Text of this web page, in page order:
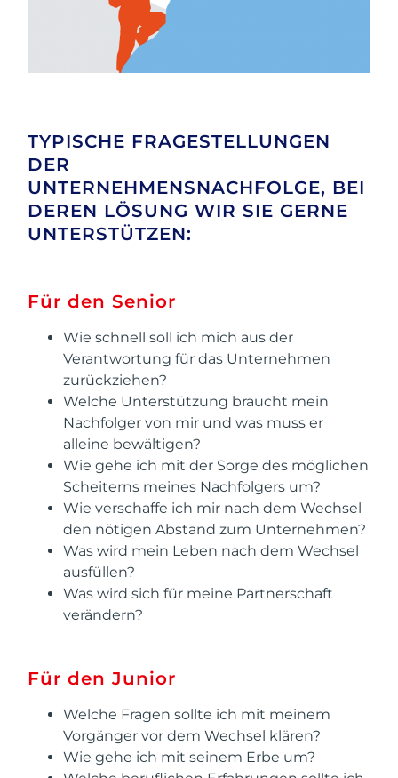
TYPISCHE FRAGESTELLUNGEN
DER
UNTERNEHMENSNACHFOLGE, BEI
DEREN LÖSUNG WIR SIE GERNE
UNTERSTÜTZEN:
Für den Senior
Wie schnell soll ich mich aus der
Verantwortung für das Unternehmen
zurückziehen?
Welche Unterstützung braucht mein
Nachfolger von mir und was muss er
alleine bewältigen?
Wie gehe ich mit der Sorge des möglichen
Scheiterns meines Nachfolgers um?
Wie verschaffe ich mir nach dem Wechsel
den nötigen Abstand zum Unternehmen?
Was wird mein Leben nach dem Wechsel
ausfüllen?
Was wird sich für meine Partnerschaft
verändern?
Für den Junior
Welche Fragen sollte ich mit meinem
Vorgänger vor dem Wechsel klären?
Wie gehe ich mit seinem Erbe um?